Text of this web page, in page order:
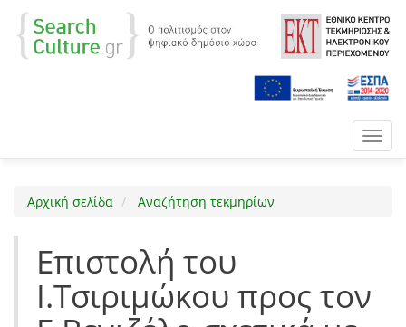
Αρχική σελίδα Αναζήτηση τεκμηρίων
Επιστολή του
Ι.Τσιριμώκου προς τον